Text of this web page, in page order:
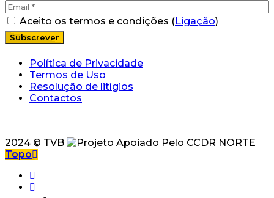
Aceito os termos e condições (Ligação)
Política de Privacidade
Termos de Uso
Resolução de litígios
Contactos
2024 © TVB
Topo